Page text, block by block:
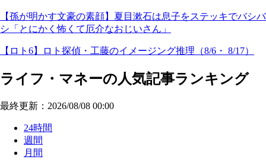
【孫が明かす文豪の素顔】夏目漱石は息子をステッキでバシバ
シ「とにかく怖くて厄介なおじいさん」
【ロト6】ロト探偵・工藤のイメージング推理（8/6・ 8/17）
ライフ・マネーの人気記事ランキング
最終更新：2026/08/08 00:00
24時間
週間
月間